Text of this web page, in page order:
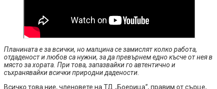
Планината е за всички, но малцина се замислят колко работа,
отдаденост и любов са нужни, за да превърнем едно късче от нея в
място за хората. При това, запазвайки го автентично и
съхранявайки всички природни дадености.
Всичко това ние, членовете на ТД „Боерица“, правим от сърце,